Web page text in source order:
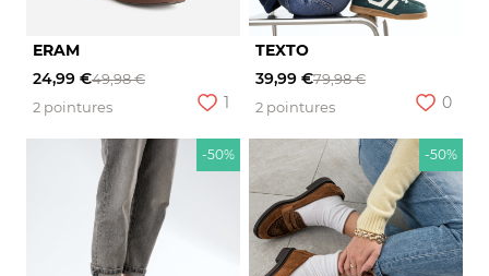
ERAM
24,99 €49,98 €
2 pointures
1
TEXTO
39,99 €79,98 €
2 pointures
0
-50% -50%